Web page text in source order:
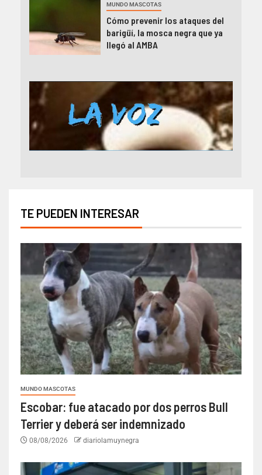
MUNDO MASCOTAS
Cómo prevenir los ataques del
barigüí, la mosca negra que ya
llegó al AMBA
TE PUEDEN INTERESAR
MUNDO MASCOTAS
Escobar: fue atacado por dos perros Bull
Terrier y deberá ser indemnizado
08/08/2026 diariolamuynegra